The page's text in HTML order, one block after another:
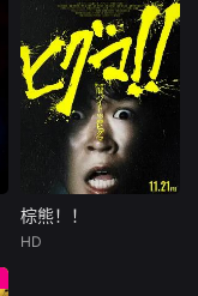
生。
男人（黄渤
饰）和女人（倪妮
饰）飞机同时落
地，入住同一家酒
店，成为一墙之隔
的邻居。不够隔音
的房间暴露了男人
和女人因生活暂停
陷入的困境，健
康、家庭、婚姻、
棕熊！！
棕熊！！
HD